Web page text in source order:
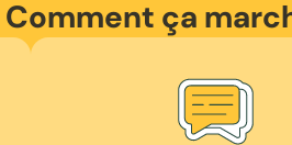
Comment ça